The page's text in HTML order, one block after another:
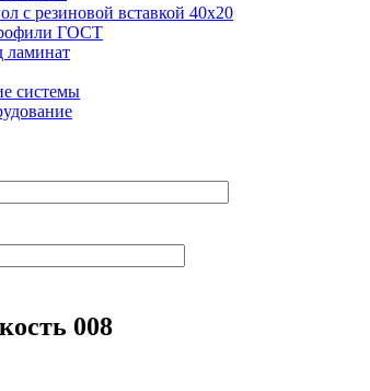
с резиновой вставкой 40х20
ГОСТ
ламинат
системы
008